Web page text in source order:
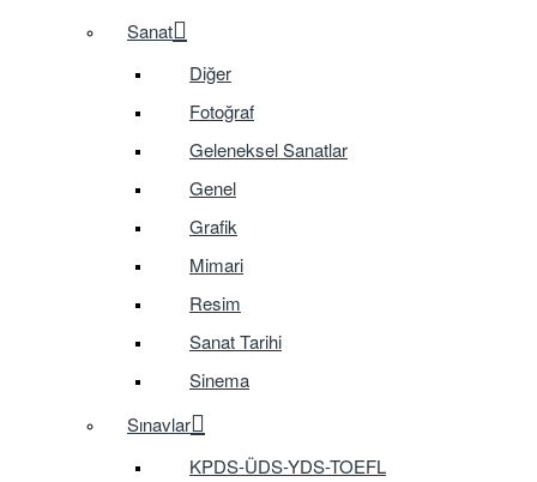
Sanat
Diğer
Fotoğraf
Geleneksel Sanatlar
Genel
Grafik
Mimari
Resim
Sanat Tarihi
Sinema
Sınavlar
KPDS-ÜDS-YDS-TOEFL